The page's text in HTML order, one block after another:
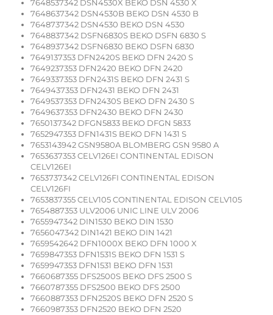
7648537342 DSN4530X BEKO DSN 4530 X
7648637342 DSN4530B BEKO DSN 4530 B
7648737342 DSN4530 BEKO DSN 4530
7648837342 DSFN6830S BEKO DSFN 6830 S
7648937342 DSFN6830 BEKO DSFN 6830
7649137353 DFN2420S BEKO DFN 2420 S
7649237353 DFN2420 BEKO DFN 2420
7649337353 DFN2431S BEKO DFN 2431 S
7649437353 DFN2431 BEKO DFN 2431
7649537353 DFN2430S BEKO DFN 2430 S
7649637353 DFN2430 BEKO DFN 2430
7650137342 DFGN5833 BEKO DFGN 5833
7652947353 DFN1431S BEKO DFN 1431 S
7653143942 GSN9580A BLOMBERG GSN 9580 A
7653637353 CELV126EI CONTINENTAL EDISON
CELV126EI
7653737342 CELV126FI CONTINENTAL EDISON
CELV126FI
7653837355 CELV105 CONTINENTAL EDISON CELV105
7654887353 ULV2006 UNIC LINE ULV 2006
7655947342 DIN1530 BEKO DIN 1530
7656047342 DIN1421 BEKO DIN 1421
7659542642 DFN1000X BEKO DFN 1000 X
7659847353 DFN1531S BEKO DFN 1531 S
7659947353 DFN1531 BEKO DFN 1531
7660687355 DFS2500S BEKO DFS 2500 S
7660787355 DFS2500 BEKO DFS 2500
7660887353 DFN2520S BEKO DFN 2520 S
7660987353 DFN2520 BEKO DFN 2520